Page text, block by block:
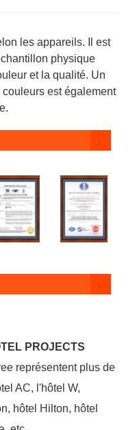
les appareils. Il est
physique
et la qualité. Un
est également
PROJECTS
représentent plus de
AC, l'hôtel W,
hôtel Hilton, hôtel